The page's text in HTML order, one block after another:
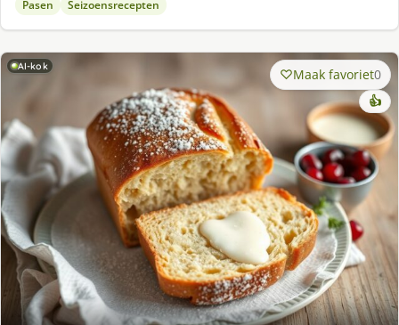
Pasen Seizoensrecepten
AI-kok Maak favoriet0
👍